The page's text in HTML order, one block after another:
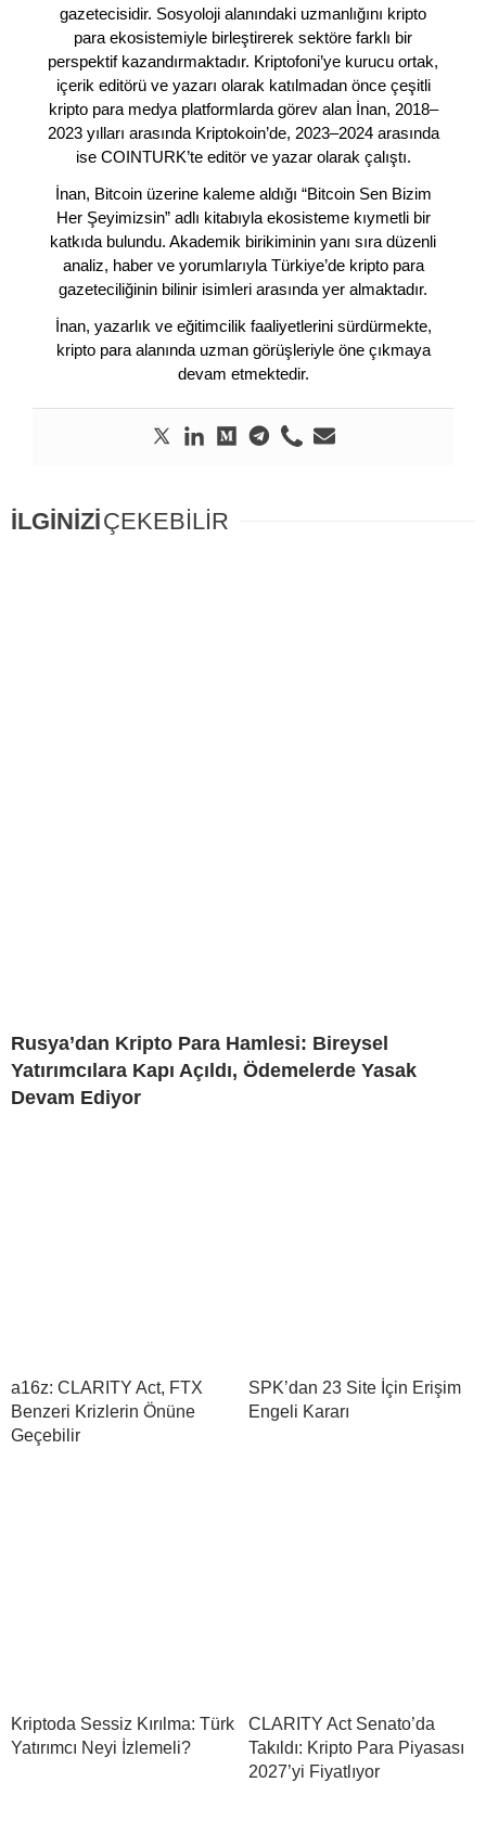
gazetecisidir. Sosyoloji alanındaki uzmanlığını kripto
para ekosistemiyle birleştirerek sektöre farklı bir
perspektif kazandırmaktadır. Kriptofoni’ye kurucu ortak,
içerik editörü ve yazarı olarak katılmadan önce çeşitli
kripto para medya platformlarda görev alan İnan, 2018–
2023 yılları arasında Kriptokoin’de, 2023–2024 arasında
ise COINTURK’te editör ve yazar olarak çalıştı.
İnan, Bitcoin üzerine kaleme aldığı “Bitcoin Sen Bizim
Her Şeyimizsin” adlı kitabıyla ekosisteme kıymetli bir
katkıda bulundu. Akademik birikiminin yanı sıra düzenli
analiz, haber ve yorumlarıyla Türkiye’de kripto para
gazeteciliğinin bilinir isimleri arasında yer almaktadır.
İnan, yazarlık ve eğitimcilik faaliyetlerini sürdürmekte,
kripto para alanında uzman görüşleriyle öne çıkmaya
devam etmektedir.
İLGİNİZİÇEKEBİLİR
Rusya’dan Kripto Para Hamlesi: Bireysel
Yatırımcılara Kapı Açıldı, Ödemelerde Yasak
Devam Ediyor
a16z: CLARITY Act, FTX
Benzeri Krizlerin Önüne
Geçebilir
SPK’dan 23 Site İçin Erişim
Engeli Kararı
Kriptoda Sessiz Kırılma: Türk
Yatırımcı Neyi İzlemeli?
CLARITY Act Senato’da
Takıldı: Kripto Para Piyasası
2027’yi Fiyatlıyor